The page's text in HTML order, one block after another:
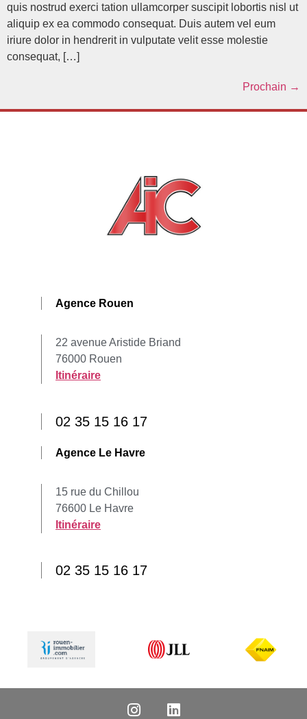
quis nostrud exerci tation ullamcorper suscipit lobortis nisl ut
aliquip ex ea commodo consequat. Duis autem vel eum
iriure dolor in hendrerit in vulputate velit esse molestie
consequat, […]
Prochain →
Agence Rouen
22 avenue Aristide Briand
76000 Rouen
Itinéraire
02 35 15 16 17
Agence Le Havre
15 rue du Chillou
76600 Le Havre
Itinéraire
02 35 15 16 17